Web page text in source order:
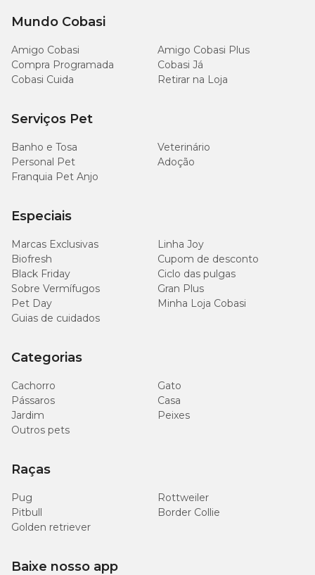
especial. Compre pelo site, app ou traga o seu melhor amigo para
Mundo Cobasi
Amigo Cobasi
Amigo Cobasi Plus
Compra Programada
Cobasi Já
Cobasi Cuida
Retirar na Loja
Serviços Pet
Banho e Tosa
Veterinário
Personal Pet
Adoção
Franquia Pet Anjo
Especiais
Marcas Exclusivas
Linha Joy
Biofresh
Cupom de desconto
Black Friday
Ciclo das pulgas
Sobre Vermífugos
Gran Plus
Pet Day
Minha Loja Cobasi
Guias de cuidados
Categorias
Cachorro
Gato
Pássaros
Casa
Jardim
Peixes
Outros pets
Raças
Pug
Rottweiler
Pitbull
Border Collie
Golden retriever
Baixe nosso app